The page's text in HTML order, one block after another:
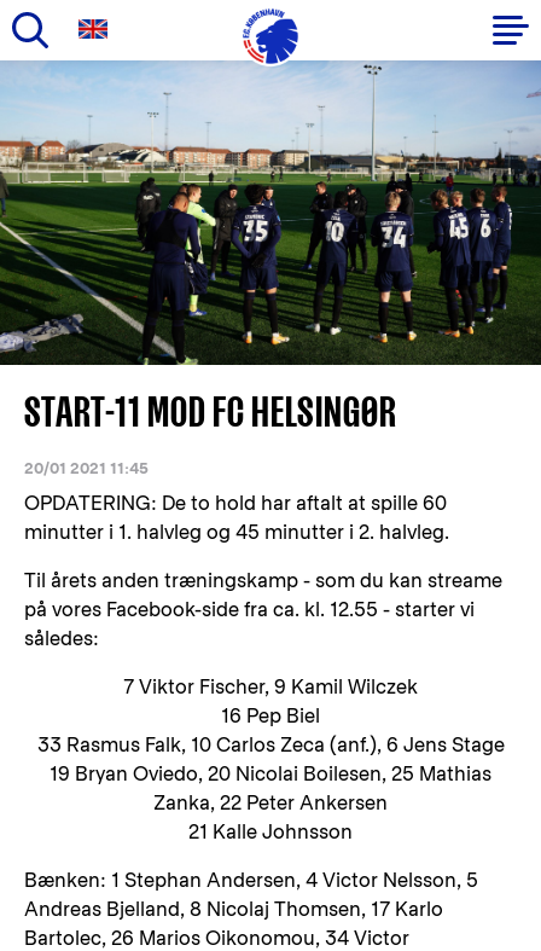
hovedindhold
Primær
navigation
START-11 MOD FC HELSINGØR
20/01 2021 11:45
OPDATERING: De to hold har aftalt at spille 60
minutter i 1. halvleg og 45 minutter i 2. halvleg.
Til årets anden træningskamp - som du kan streame
på vores Facebook-side fra ca. kl. 12.55 - starter vi
således:
7 Viktor Fischer, 9 Kamil Wilczek
16 Pep Biel
33 Rasmus Falk, 10 Carlos Zeca (anf.), 6 Jens Stage
19 Bryan Oviedo, 20 Nicolai Boilesen, 25 Mathias
Zanka, 22 Peter Ankersen
21 Kalle Johnsson
Bænken: 1 Stephan Andersen, 4 Victor Nelsson, 5
Andreas Bjelland, 8 Nicolaj Thomsen, 17 Karlo
Bartolec, 26 Marios Oikonomou, 34 Victor